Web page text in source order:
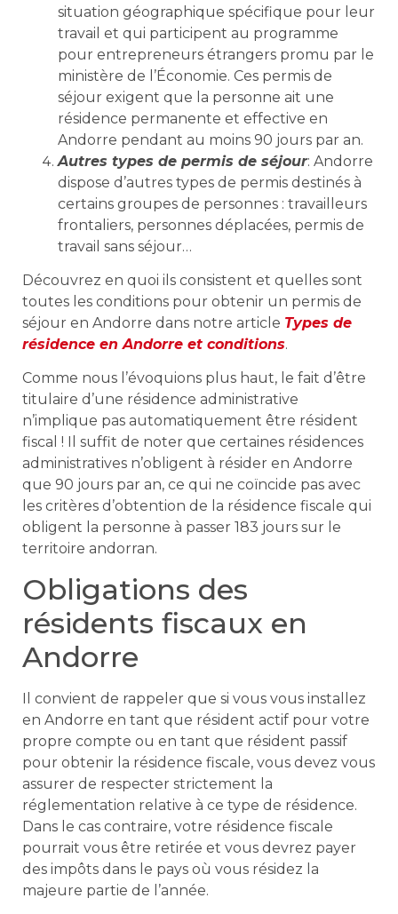
situation géographique spécifique pour leur
travail et qui participent au programme
pour entrepreneurs étrangers promu par le
ministère de l’Économie. Ces permis de
séjour exigent que la personne ait une
résidence permanente et effective en
Andorre pendant au moins 90 jours par an.
Autres types de permis de séjour: Andorre
dispose d’autres types de permis destinés à
certains groupes de personnes : travailleurs
frontaliers, personnes déplacées, permis de
travail sans séjour…
Découvrez en quoi ils consistent et quelles sont
toutes les conditions pour obtenir un permis de
séjour en Andorre dans notre article Types de
résidence en Andorre et conditions.
Comme nous l’évoquions plus haut, le fait d’être
titulaire d’une résidence administrative
n’implique pas automatiquement être résident
fiscal ! Il suffit de noter que certaines résidences
administratives n’obligent à résider en Andorre
que 90 jours par an, ce qui ne coïncide pas avec
les critères d’obtention de la résidence fiscale qui
obligent la personne à passer 183 jours sur le
territoire andorran.
Obligations des
résidents fiscaux en
Andorre
Il convient de rappeler que si vous vous installez
en Andorre en tant que résident actif pour votre
propre compte ou en tant que résident passif
pour obtenir la résidence fiscale, vous devez vous
assurer de respecter strictement la
réglementation relative à ce type de résidence.
Dans le cas contraire, votre résidence fiscale
pourrait vous être retirée et vous devrez payer
des impôts dans le pays où vous résidez la
majeure partie de l’année.